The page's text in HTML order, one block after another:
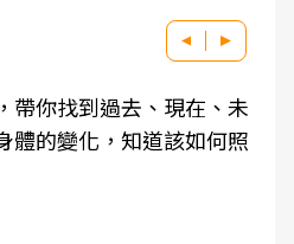
帶你找到過去、現在、未
體的變化，知道該如何照